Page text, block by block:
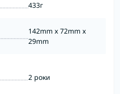
433г
142mm х 72mm х
29mm
2 роки